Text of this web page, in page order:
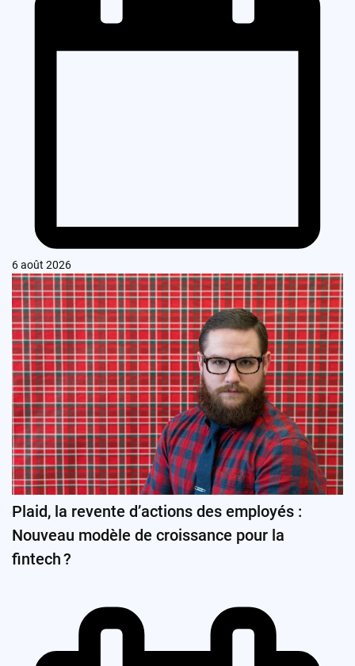
6 août 2026
Plaid, la revente d’actions des employés :
Nouveau modèle de croissance pour la
fintech ?